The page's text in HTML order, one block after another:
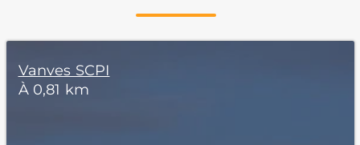
Vanves SCPI
À 0,81 km